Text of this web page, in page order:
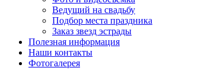
Ведущий на свадьбу
Подбор места праздника
Заказ звезд эстрады
Полезная информация
Наши контакты
Фотогалерея